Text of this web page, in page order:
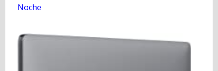
Noche